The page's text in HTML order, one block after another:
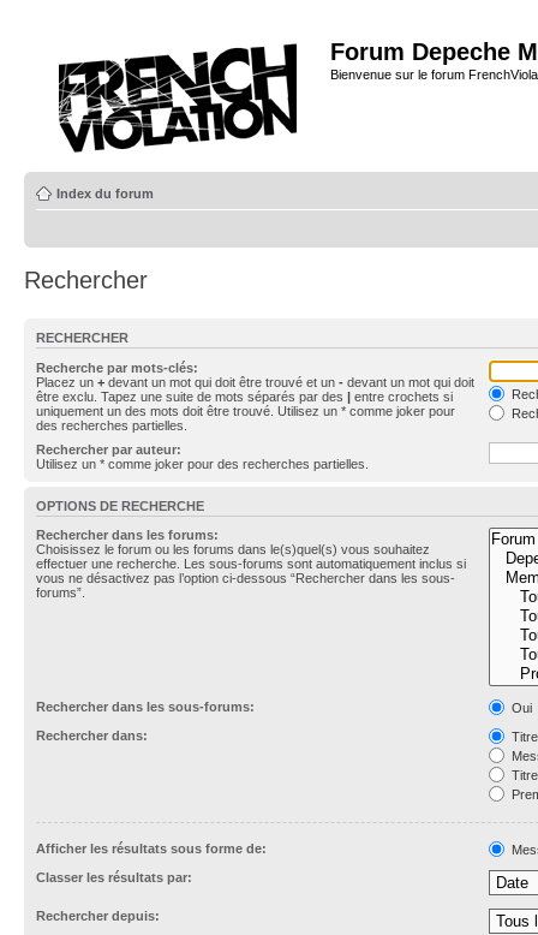
Forum Depeche
Bienvenue sur le forum
Index du forum
Rechercher
RECHERCHER
Recherche par mots-clés:
Placez un + devant un mot qui doit être trouvé et un - devant un mot qui doit
être exclu. Tapez une suite de mots séparés par des | entre crochets si
uniquement un des mots doit être trouvé. Utilisez un * comme joker pour
des recherches partielles.
Rechercher par auteur:
Utilisez un * comme joker pour des recherches partielles.
OPTIONS DE RECHERCHE
Rechercher dans les forums:
Choisissez le forum ou les forums dans le(s)quel(s) vous souhaitez
effectuer une recherche. Les sous-forums sont automatiquement inclus si
vous ne désactivez pas l’option ci-dessous “Rechercher dans les sous-
forums”.
Rechercher dans les sous-forums:
Oui
Rechercher dans:
Afficher les résultats sous forme de:
Classer les résultats par:
Rechercher depuis: